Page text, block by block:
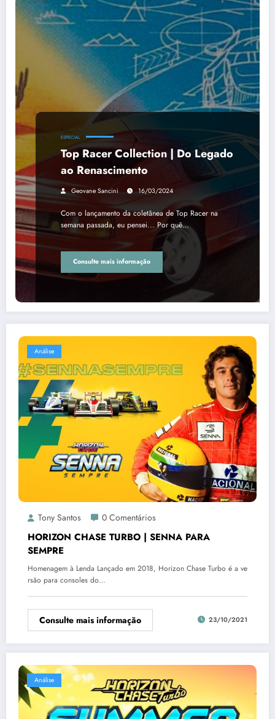
ESPECIAL
Top Racer Collection | Do Legado
ao Renascimento
Geovane Sancini 16/03/2024
Com o lançamento da coletânea de Top Racer na
semana passada, eu pensei... Por quê…
Consulte mais informação
Análise
Tony Santos 0 Comentários
HORIZON CHASE TURBO | SENNA PARA
SEMPRE
Homenagem à Lenda Lançado em 2018, Horizon Chase Turbo é a ve
rsão para consoles do…
Consulte mais informação 23/10/2021
Análise